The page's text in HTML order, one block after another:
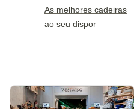
As melhores cadeiras
ao seu dispor